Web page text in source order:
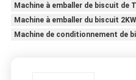
Machine à emballer de biscuit de
Machine à emballer du biscuit 2KW
Machine de conditionnement de